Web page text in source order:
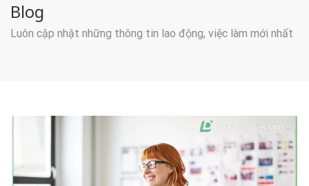
Blog
Luôn cập nhật những thông tin lao động, việc làm mới nhất